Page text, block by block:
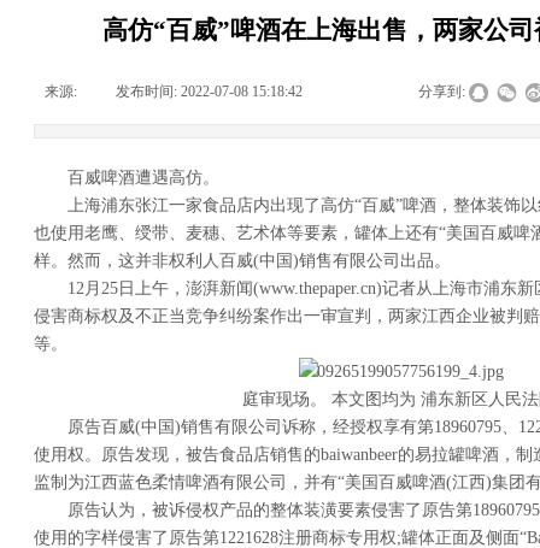
高仿“百威”啤酒在上海出售，两家公
来源: 发布时间: 2022-07-08 15:18:42 分享到:
百威啤酒遭遇高仿。
上海浦东张江一家食品店内出现了高仿“百威”啤酒，整体装饰
也使用老鹰、绶带、麦穗、艺术体等要素，罐体上还有“美国百威啤
样。然而，这并非权利人百威(中国)销售有限公司出品。
12月25日上午，澎湃新闻(www.thepaper.cn)记者从上海市浦东
侵害商标权及不正当竞争纠纷案作出一审宣判，两家江西企业被判
等。
庭审现场。 本文图均为 浦东新区人民
原告百威(中国)销售有限公司诉称，经授权享有第18960795、
使用权。原告发现，被告食品店销售的baiwanbeer的易拉罐啤酒，
监制为江西蓝色柔情啤酒有限公司，并有“美国百威啤酒(江西)集团
原告认为，被诉侵权产品的整体装潢要素侵害了原告第
使用的字样侵害了原告第1221628注册商标专用权;罐体正面及侧面